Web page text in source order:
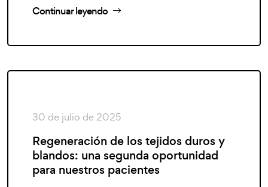
Continuar leyendo
30 de julio de 2025
Regeneración de los tejidos duros y
blandos: una segunda oportunidad
para nuestros pacientes